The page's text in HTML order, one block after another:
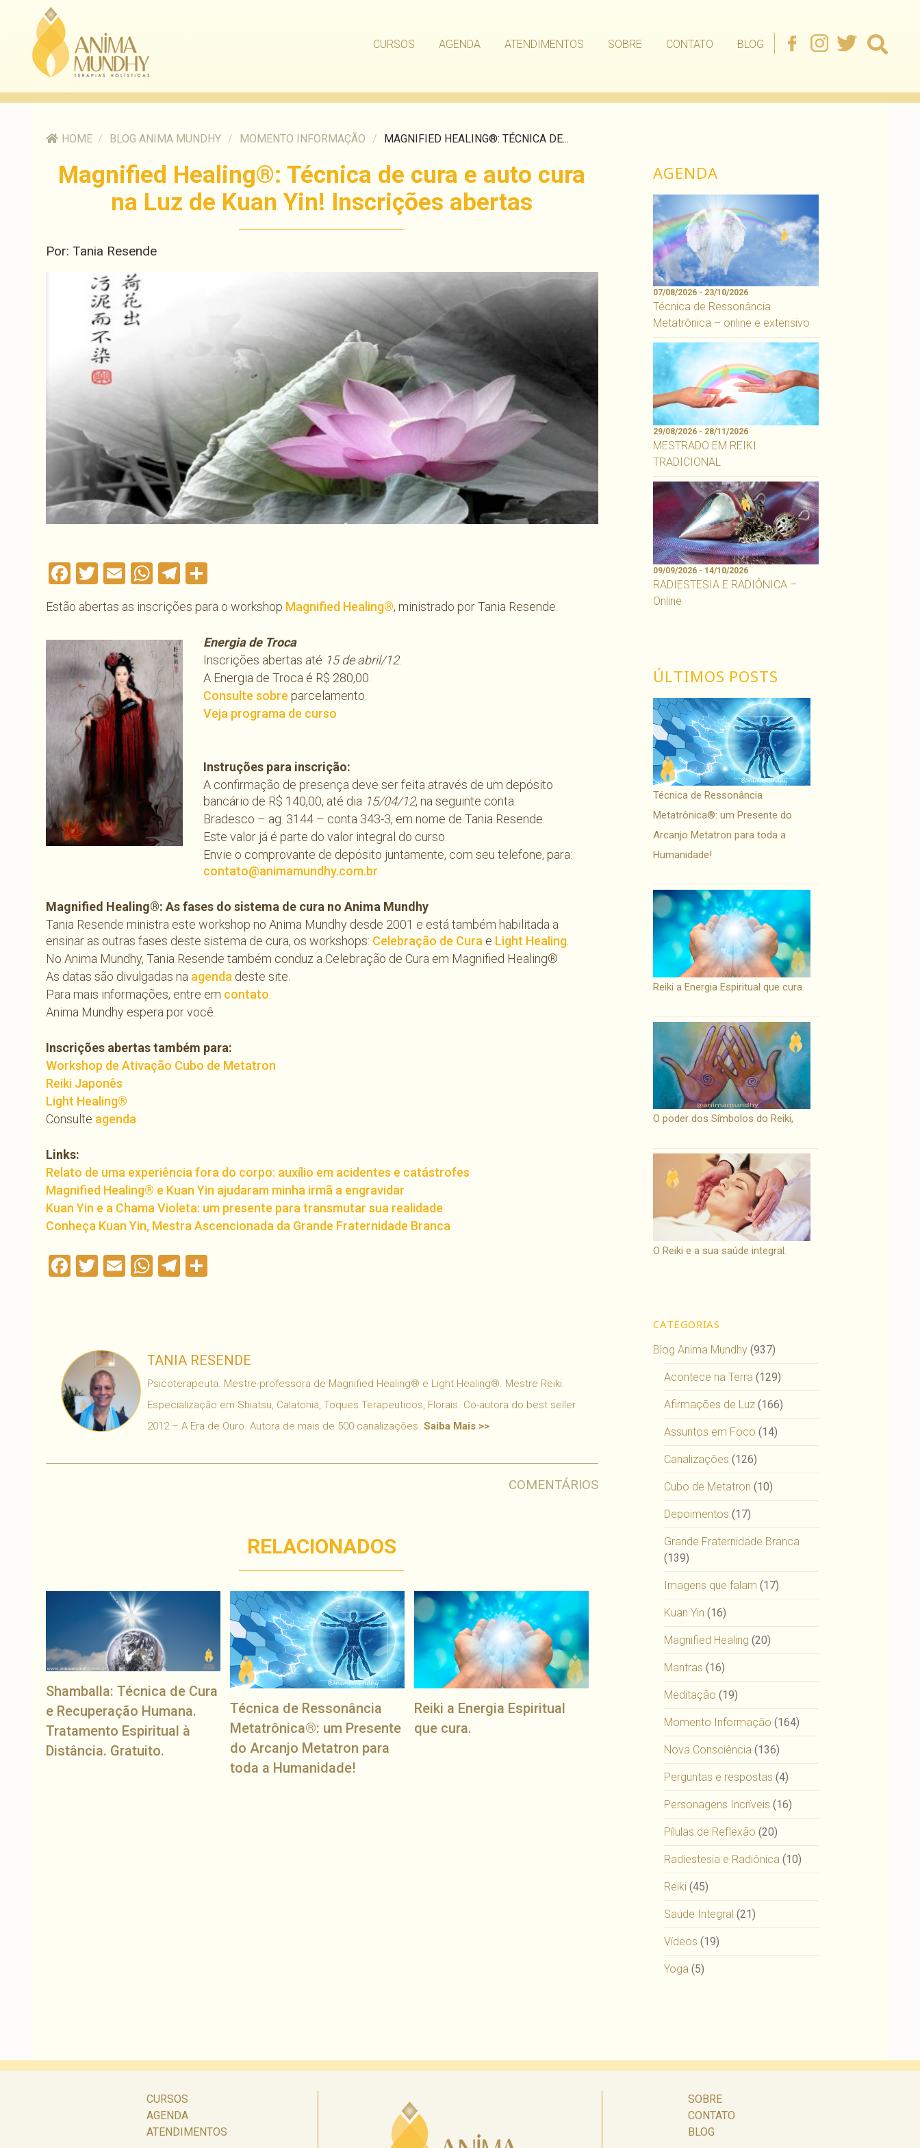
CURSOS AGENDA ATENDIMENTOS SOBRE CONTATO BLOG
HOME / BLOG ANIMA MUNDHY / MOMENTO INFORMAÇÃO / MAGNIFIED HEALING®: TÉCNICA DE...
Magnified Healing®: Técnica de cura e auto cura
na Luz de Kuan Yin! Inscrições abertas
Por: Tania Resende
Facebook
Twitter
EmailWhatsApp
Telegram
Estão abertas as inscrições para o workshop Magnified Healing®, ministrado por Tania Resende.
Energia de Troca
Inscrições abertas até 15 de abril/12.
A Energia de Troca é R$ 280,00.
Consulte sobre parcelamento.
Veja programa de curso
Instruções para inscrição:
A confirmação de presença deve ser feita através de um depósito
bancário de R$ 140,00, até dia 15/04/12, na seguinte conta:
Bradesco – ag. 3144 – conta 343-3, em nome de Tania Resende.
Este valor já é parte do valor integral do curso.
Envie o comprovante de depósito juntamente, com seu telefone, para:
contato@animamundhy.com.br
Magnified Healing®: As fases do sistema de cura no Anima Mundhy
Tania Resende ministra este workshop no Anima Mundhy desde 2001 e está também habilitada a
ensinar as outras fases deste sistema de cura, os workshops: Celebração de Cura e Light Healing
No Anima Mundhy, Tania Resende também conduz a Celebração de Cura em Magnified Healing®.
As datas são divulgadas na agenda deste site.
Para mais informações, entre em contato
Anima Mundhy espera por você.
Inscrições abertas também para:
Workshop de Ativação Cubo de Metatron
Reiki Japonês
Light Healing®
Consulte agenda
Links:
Relato de uma experiência fora do corpo: auxílio em acidentes e catástrofes
Magnified Healing® e Kuan Yin ajudaram minha irmã a engravidar
Kuan Yin e a Chama Violeta: um presente para transmutar sua realidade
Conheça Kuan Yin, Mestra Ascencionada da Grande Fraternidade Branca
Facebook
Twitter
EmailWhatsApp
Telegram
TANIA RESENDE
Psicoterapeuta. Mestre-professora de Magnified Healing® e Light Healing®. Mestre Reiki.
Especialização em Shiatsu, Calatonia, Toques Terapeuticos, Florais. Co-autora do best seller
2012 – A Era de Ouro. Autora de mais de 500 canalizações. Saiba Mais >>
COMENTÁRIOS
RELACIONADOS
Shamballa: Técnica de Cura
e Recuperação Humana.
Tratamento Espiritual à
Distância. Gratuito.
Técnica de Ressonância
Metatrônica®: um Presente
do Arcanjo Metatron para
toda a Humanidade!
Reiki a Energia Espiritual
que cura.
AGENDA
07/08/2026 - 23/10/2026
Técnica de Ressonância
Metatrônica – online e extensivo
29/08/2026 - 28/11/2026
MESTRADO EM REIKI
TRADICIONAL
09/09/2026 - 14/10/2026
RADIESTESIA E RADIÔNICA –
Online
ÚLTIMOS POSTS
Técnica de Ressonância
Metatrônica®: um Presente do
Arcanjo Metatron para toda a
Humanidade!
Reiki a Energia Espiritual que cura.
O poder dos Símbolos do Reiki,
O Reiki e a sua saúde integral.
CATEGORIAS
Blog Anima Mundhy (937)
Acontece na Terra (129)
Afirmações de Luz (166)
Assuntos em Foco (14)
Canalizações (126)
Cubo de Metatron (10)
Depoimentos (17)
Grande Fraternidade Branca
(139)
Imagens que falam (17)
Kuan Yin (16)
Magnified Healing (20)
Mantras (16)
Meditação (19)
Momento Informação (164)
Nova Consciência (136)
Perguntas e respostas (4)
Personagens Incríveis (16)
Pílulas de Reflexão (20)
Radiestesia e Radiônica (10)
Reiki (45)
Saúde Integral (21)
Vídeos (19)
Yoga (5)
CURSOS
AGENDA
ATENDIMENTOS
SOBRE
CONTATO
BLOG